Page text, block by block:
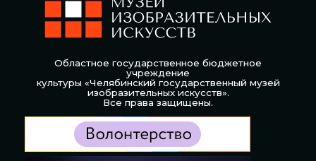
Областное государственное бюджетное
учреждение
культуры «Челябинский государственный музей
изобразительных искусств».
Все права защищены.